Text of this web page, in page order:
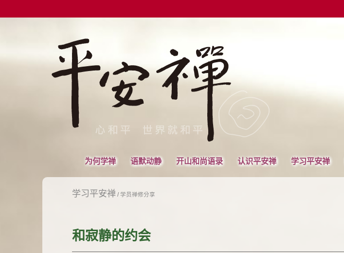
为何学禅 语默动静 开山和尚语录 认识平安禅 学习平安禅
学习平安禅/学员禅修分享
和寂静的约会